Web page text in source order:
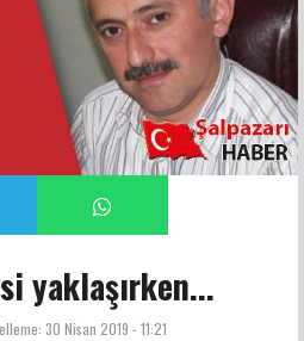
yaklaşırken...
30 Nisan 2019 - 11:21